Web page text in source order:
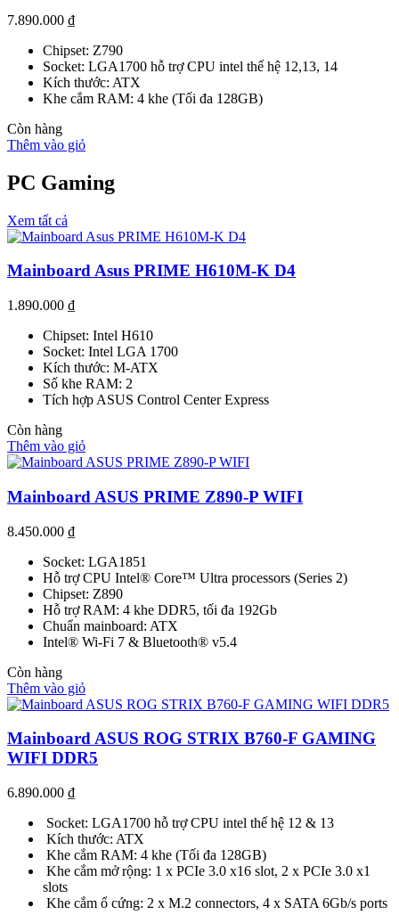
7.890.000 ₫
Chipset: Z790
Socket: LGA1700 hỗ trợ CPU intel thế hệ 12,13, 14
Kích thước: ATX
Khe cắm RAM: 4 khe (Tối đa 128GB)
Còn hàng
Thêm vào giỏ
PC Gaming
Xem tất cả
Mainboard Asus PRIME H610M-K D4
1.890.000 ₫
Chipset: Intel H610
Socket: Intel LGA 1700
Kích thước: M-ATX
Số khe RAM: 2
Tích hợp ASUS Control Center Express
Còn hàng
Thêm vào giỏ
Mainboard ASUS PRIME Z890-P WIFI
8.450.000 ₫
Socket: LGA1851
Hỗ trợ CPU Intel® Core™ Ultra processors (Series 2)
Chipset: Z890
Hỗ trợ RAM: 4 khe DDR5, tối đa 192Gb
Chuẩn mainboard: ATX
Intel® Wi-Fi 7 & Bluetooth® v5.4
Còn hàng
Thêm vào giỏ
Mainboard ASUS ROG STRIX B760-F GAMING
WIFI DDR5
6.890.000 ₫
Socket: LGA1700 hỗ trợ CPU intel thế hệ 12 & 13
Kích thước: ATX
Khe cắm RAM: 4 khe (Tối đa 128GB)
Khe cắm mở rộng: 1 x PCIe 3.0 x16 slot, 2 x PCIe 3.0 x1
slots
Khe cắm ổ cứng: 2 x M.2 connectors, 4 x SATA 6Gb/s ports